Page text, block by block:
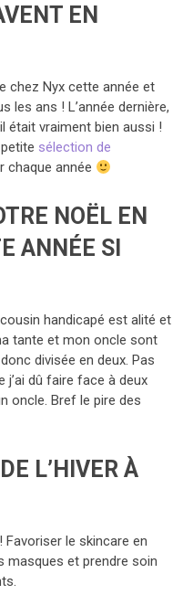
EN
chez Nyx cette année et
les ans ! L’année dernière,
était vraiment bien aussi !
sélection de
chaque année
NOËL EN
ANNÉE SI
handicapé est alité et
tante et mon oncle sont
divisée en deux. Pas
j’ai dû faire face à deux
oncle. Bref le pire des
L’HIVER À
le skincare en
masques et prendre soin